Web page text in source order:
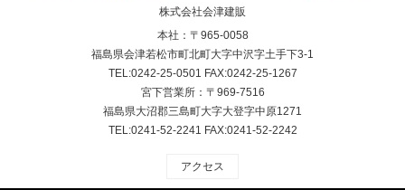
株式会社会津建販
本社：〒965-0058
福島県会津若松市町北町大字中沢字土手下3-1
TEL:0242-25-0501 FAX:0242-25-1267
宮下営業所：〒969-7516
福島県大沼郡三島町大字大登字中原1271
TEL:0241-52-2241 FAX:0241-52-2242
アクセス